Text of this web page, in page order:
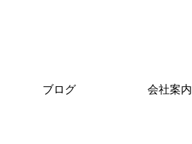
ブログ 会社案内